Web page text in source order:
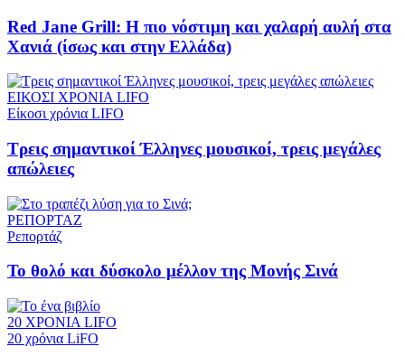
Red Jane Grill: Η πιο νόστιμη και χαλαρή αυλή στα
Χανιά (ίσως και στην Ελλάδα)
ΕΙΚΟΣΙ ΧΡΟΝΙΑ LIFO
Είκοσι χρόνια LIFO
Tρεις σημαντικοί Έλληνες μουσικοί, τρεις μεγάλες
απώλειες
ΡΕΠΟΡΤΑΖ
Ρεπορτάζ
Το θολό και δύσκολο μέλλον της Μονής Σινά
20 ΧΡΟΝΙΑ LIFO
20 χρόνια LiFO